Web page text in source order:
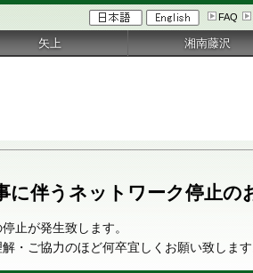
FAQ
に伴うネットワーク停止の
止が発生致します。
・ご協力のほど何卒宜しくお願い致します
矢上 湘南藤沢